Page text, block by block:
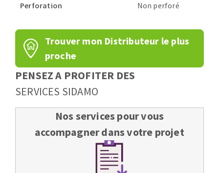
Perforation
Non perforé
Trouver mon Distributeur le plus
proche
PENSEZ A PROFITER DES
SERVICES SIDAMO
Nos services pour vous
accompagner dans votre projet